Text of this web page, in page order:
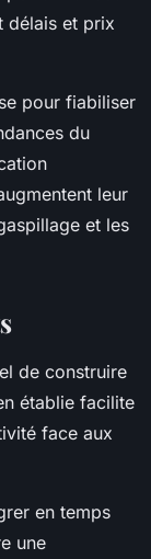
délais et prix
pour fiabiliser
du
leur
et les
de construire
établie facilite
face aux
en temps
une